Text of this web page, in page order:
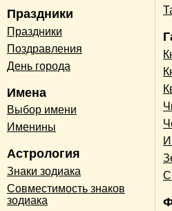
Праздники
Праздники
Поздравления
День города
Имена
Выбор имени
Именины
Астрология
Знаки зодиака
Совместимость знаков
зодиака